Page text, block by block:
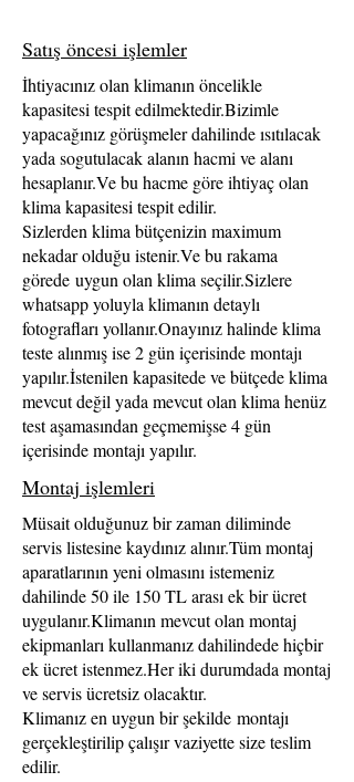
Satış öncesi işlemler
İhtiyacınız olan klimanın öncelikle
kapasitesi tespit edilmektedir.Bizimle
yapacağınız görüşmeler dahilinde ısıtılacak
yada sogutulacak alanın hacmi ve alanı
hesaplanır.Ve bu hacme göre ihtiyaç olan
klima kapasitesi tespit edilir.
Sizlerden klima bütçenizin maximum
nekadar olduğu istenir.Ve bu rakama
görede uygun olan klima seçilir.Sizlere
whatsapp yoluyla klimanın detaylı
fotografları yollanır.Onayınız halinde klima
teste alınmış ise 2 gün içerisinde montajı
yapılır.İstenilen kapasitede ve bütçede klima
mevcut değil yada mevcut olan klima henüz
test aşamasından geçmemişse 4 gün
içerisinde montajı yapılır.
Montaj işlemleri
Müsait olduğunuz bir zaman diliminde
servis listesine kaydınız alınır.Tüm montaj
aparatlarının yeni olmasını istemeniz
dahilinde 50 ile 150 TL arası ek bir ücret
uygulanır.Klimanın mevcut olan montaj
ekipmanları kullanmanız dahilindede hiçbir
ek ücret istenmez.Her iki durumdada montaj
ve servis ücretsiz olacaktır.
Klimanız en uygun bir şekilde montajı
gerçekleştirilip çalışır vaziyette size teslim
edilir.